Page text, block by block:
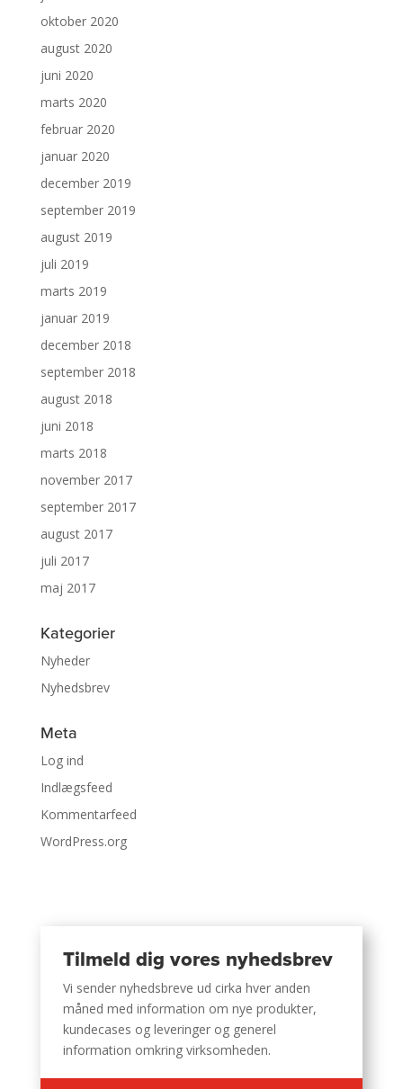
oktober 2020
august 2020
juni 2020
marts 2020
februar 2020
januar 2020
december 2019
september 2019
august 2019
juli 2019
marts 2019
januar 2019
december 2018
september 2018
august 2018
juni 2018
marts 2018
november 2017
september 2017
august 2017
juli 2017
maj 2017
Kategorier
Nyheder
Nyhedsbrev
Meta
Log ind
Indlægsfeed
Kommentarfeed
WordPress.org
Tilmeld dig vores nyhedsbrev
Vi sender nyhedsbreve ud cirka hver anden
måned med information om nye produkter,
kundecases og leveringer og generel
information omkring virksomheden.